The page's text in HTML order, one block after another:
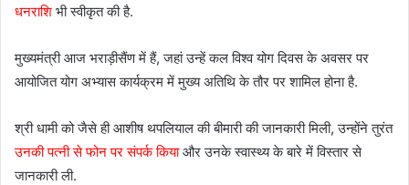
धनराशि भी स्वीकृत की है.
मुख्यमंत्री आज भराड़ीसैंण में हैं, जहां उन्हें कल विश्व योग दिवस के अवसर पर
आयोजित योग अभ्यास कार्यक्रम में मुख्य अतिथि के तौर पर शामिल होना है.
श्री धामी को जैसे ही आशीष थपलियाल की बीमारी की जानकारी मिली, उन्होंने तुरंत
उनकी पत्नी से फोन पर संपर्क कियाऔर उनके स्वास्थ्य के बारे में विस्तार से
जानकारी ली.